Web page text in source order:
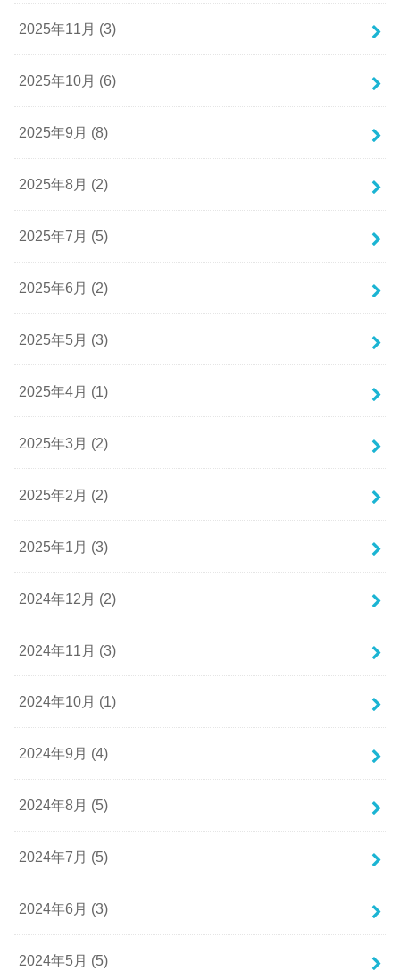
2025年11月 (3)
2025年10月 (6)
2025年9月 (8)
2025年8月 (2)
2025年7月 (5)
2025年6月 (2)
2025年5月 (3)
2025年4月 (1)
2025年3月 (2)
2025年2月 (2)
2025年1月 (3)
2024年12月 (2)
2024年11月 (3)
2024年10月 (1)
2024年9月 (4)
2024年8月 (5)
2024年7月 (5)
2024年6月 (3)
2024年5月 (5)